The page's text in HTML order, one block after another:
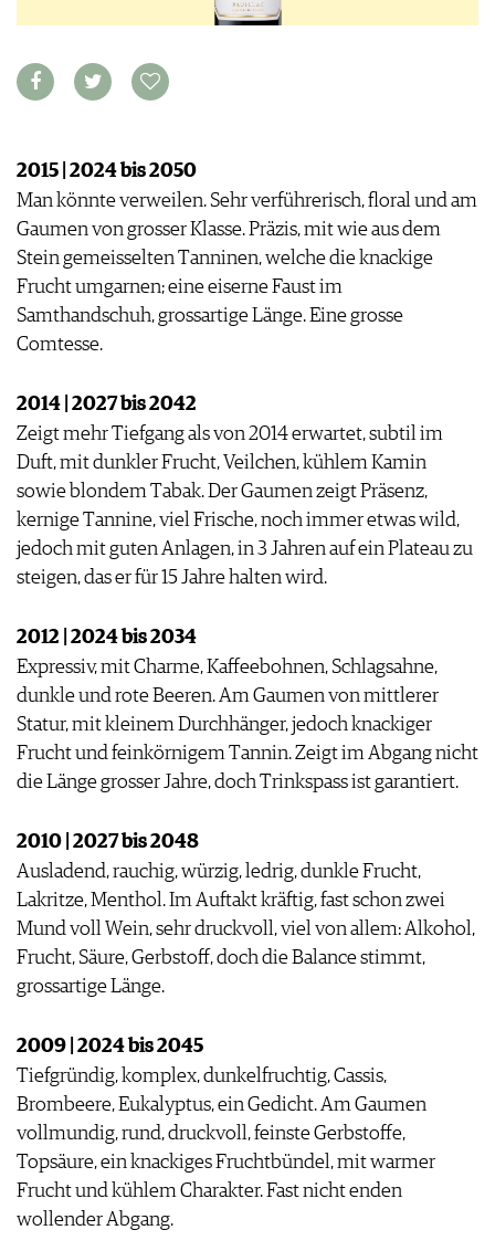
VORTEILSWELT
MEDIATHEK
APPS
WEINSZENE
PORTRAITS
VINOPHILES
ARCHIV
ANMELDEN
AWARDS
GEWINNSPIELE
VORTEILSWELT
TRINKREIFETABELLE
WEINSUCHE
NEWSLETTER
WINE TRADE CLUB
REDAKTION
JOBS
WERBUNG
PRESSE
AGB & DATENSCHUTZ
FAQ
2015 | 2024 bis 2050
Man könnte verweilen. Sehr verführerisch, floral und am
Gaumen von grosser Klasse. Präzis, mit wie aus dem
Stein gemeisselten Tanninen, welche die knackige
Frucht umgarnen; eine eiserne Faust im
Samthandschuh, grossartige Länge. Eine grosse
Comtesse.
2014 | 2027 bis 2042
Zeigt mehr Tiefgang als von 2014 erwartet, subtil im
Duft, mit dunkler Frucht, Veilchen, kühlem Kamin
sowie blondem Tabak. Der Gaumen zeigt Präsenz,
kernige Tannine, viel Frische, noch immer etwas wild,
jedoch mit guten Anlagen, in 3 Jahren auf ein Plateau zu
steigen, das er für 15 Jahre halten wird.
2012 | 2024 bis 2034
Expressiv, mit Charme, Kaffeebohnen, Schlagsahne,
dunkle und rote Beeren. Am Gaumen von mittlerer
Statur, mit kleinem Durchhänger, jedoch knackiger
Frucht und feinkörnigem Tannin. Zeigt im Abgang nicht
die Länge grosser Jahre, doch Trinkspass ist garantiert.
2010 | 2027 bis 2048
Ausladend, rauchig, würzig, ledrig, dunkle Frucht,
Lakritze, Menthol. Im Auftakt kräftig, fast schon zwei
Mund voll Wein, sehr druckvoll, viel von allem: Alkohol,
Frucht, Säure, Gerbstoff, doch die Balance stimmt,
grossartige Länge.
2009 | 2024 bis 2045
Tiefgründig, komplex, dunkelfruchtig, Cassis,
Brombeere, Eukalyptus, ein Gedicht. Am Gaumen
vollmundig, rund, druckvoll, feinste Gerbstoffe,
Topsäure, ein knackiges Fruchtbündel, mit warmer
Frucht und kühlem Charakter. Fast nicht enden
wollender Abgang.